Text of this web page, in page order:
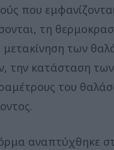
που
τη
μετακίνηση των
την κατάσταση
του
αναπτύχθηκε